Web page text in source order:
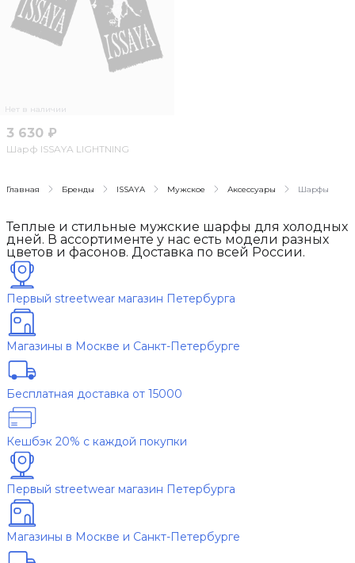
Нет в наличии
3 630 ₽
Шарф ISSAYA LIGHTNING
Главная Бренды ISSAYA Мужское Аксессуары Шарфы
Теплые и стильные мужские шарфы для холодных
дней. В ассортименте у нас есть модели разных
цветов и фасонов. Доставка по всей России.
Первый streetwear магазин Петербурга
Магазины в Москве и Санкт-Петербурге
Бесплатная доставка от 15000
Кешбэк 20% с каждой покупки
Первый streetwear магазин Петербурга
Магазины в Москве и Санкт-Петербурге